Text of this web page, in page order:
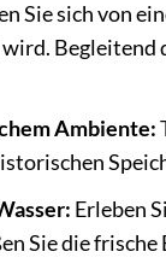
Sie sich von
Begleitend
Ambiente:
Erleben
Sie die